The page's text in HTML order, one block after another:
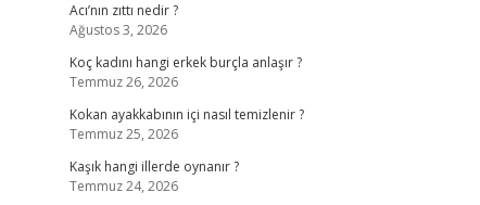
Acı’nın zıttı nedir ?
Ağustos 3, 2026
Koç kadını hangi erkek burçla anlaşır ?
Temmuz 26, 2026
Kokan ayakkabının içi nasıl temizlenir ?
Temmuz 25, 2026
Kaşık hangi illerde oynanır ?
Temmuz 24, 2026